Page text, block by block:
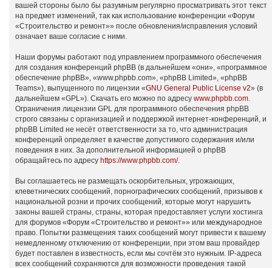
вашей стороны было бы разумным регулярно просматривать этот текст
на предмет изменений, так как использование конференции «Форум
«Строительство и ремонт»» после обновления/исправления условий
означает ваше согласие с ними.
Наши форумы работают под управлением программного обеспечения
для создания конференций phpBB (в дальнейшем «они», «программное
обеспечение phpBB», «www.phpbb.com», «phpBB Limited», «phpBB
Teams»), выпущенного по лицензии «GNU General Public License v2» (в
дальнейшем «GPL»). Скачать его можно по адресу www.phpbb.com.
Ограничения лицензии GPL для программного обеспечения phpBB
строго связаны с организацией и поддержкой интернет-конференций, и
phpBB Limited не несёт ответственности за то, что администрация
конференций определяет в качестве допустимого содержания и/или
поведения в них. За дополнительной информацией о phpBB
обращайтесь по адресу https://www.phpbb.com/.
Вы соглашаетесь не размещать оскорбительных, угрожающих,
клеветнических сообщений, порнографических сообщений, призывов к
национальной розни и прочих сообщений, которые могут нарушить
законы вашей страны, страны, которая предоставляет услуги хостинга
для форумов «Форум «Строительство и ремонт»» или международное
право. Попытки размещения таких сообщений могут привести к вашему
немедленному отключению от конференции, при этом ваш провайдер
будет поставлен в известность, если мы сочтём это нужным. IP-адреса
всех сообщений сохраняются для возможности проведения такой